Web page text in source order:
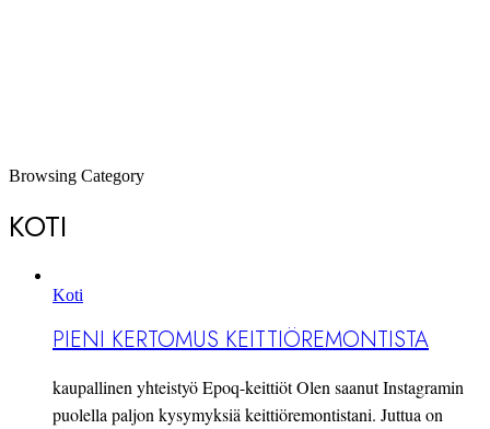
Browsing Category
KOTI
Koti
PIENI KERTOMUS KEITTIÖREMONTISTA
kaupallinen yhteistyö Epoq-keittiöt Olen saanut Instagramin
puolella paljon kysymyksiä keittiöremontistani. Juttua on